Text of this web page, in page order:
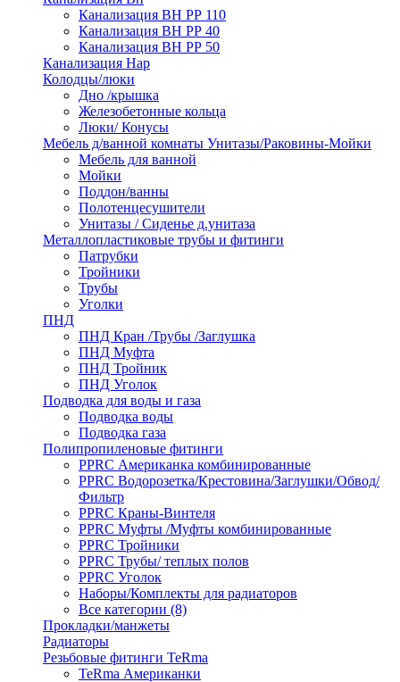
Канализация ВН РР 110
Канализация ВН РР 40
Канализация ВН РР 50
Канализация Нар
Колодцы/люки
Дно /крышка
Железобетонные кольца
Люки/ Конусы
Мебель д/ванной комнаты Унитазы/Раковины-Мойки
Мебель для ванной
Мойки
Поддон/ванны
Полотенцесушители
Унитазы / Сиденье д.унитаза
Металлопластиковые трубы и фитинги
Патрубки
Тройники
Трубы
Уголки
ПНД
ПНД Кран /Трубы /Заглушка
ПНД Муфта
ПНД Тройник
ПНД Уголок
Подводка для воды и газа
Подводка воды
Подводка газа
Полипропиленовые фитинги
PPRC Американка комбинированные
PPRC Водорозетка/Крестовина/Заглушки/Обвод/
Фильтр
PPRC Краны-Винтеля
PPRC Муфты /Муфты комбинированные
PPRC Тройники
PPRC Трубы/ теплых полов
PPRC Уголок
Наборы/Комплекты для радиаторов
Все категории (8)
Прокладки/манжеты
Радиаторы
Резьбовые фитинги TeRma
TeRma Американки